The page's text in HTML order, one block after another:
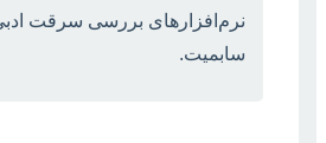
نرم‌افزارهای بررسی سرقت
سابمیت.